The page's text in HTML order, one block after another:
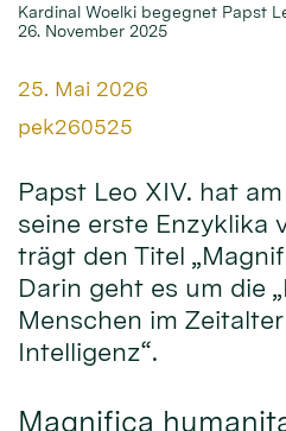
Kardinal Woelki begegnet Papst
26. November 2025
Datum:
25. Mai 2026
Von:
pek260525
Papst Leo XIV. hat
seine erste Enzyklika
trägt den Titel
Darin geht es um die
Menschen im
Intelligenz“.
Magnifica